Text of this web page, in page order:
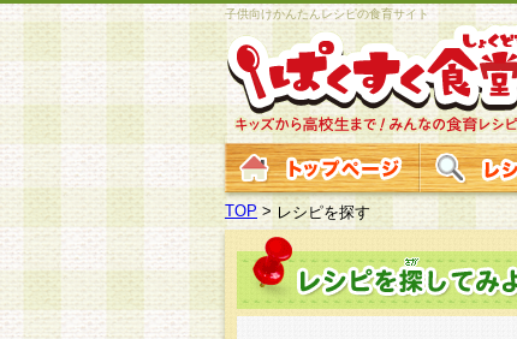
子供向けかんたんレシピの食育サイト
TOP >レシピを探す